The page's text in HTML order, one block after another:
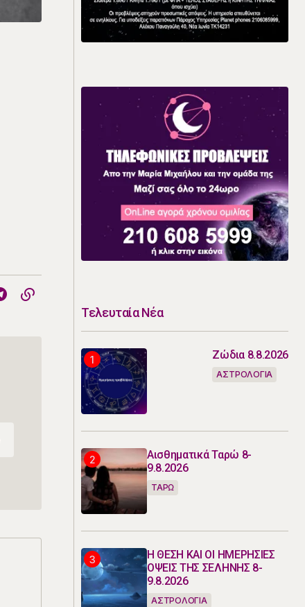
Τελευταία Νέα
Ζώδια 8.8.2026
ΑΣΤΡΟΛΟΓΙΑ
Αισθηματικά Ταρώ 8-
9.8.2026
ΤΑΡΩ
Η ΘΕΣΗ ΚΑΙ ΟΙ ΗΜΕΡΗΣΙΕΣ
ΟΨΕΙΣ ΤΗΣ ΣΕΛΗΝΗΣ 8-
9.8.2026
ΑΣΤΡΟΛΟΓΙΑ